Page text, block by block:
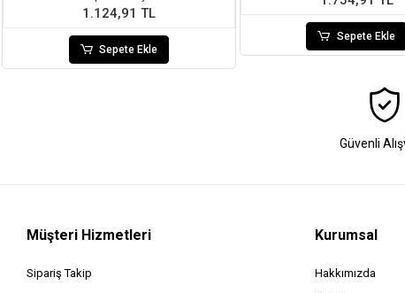
1.124,91 TL
Sepete Ekle
Sepete Ekle
Güvenli
Müşteri Hizmetleri
Sipariş Takip
Kurumsal
Hakkımızda